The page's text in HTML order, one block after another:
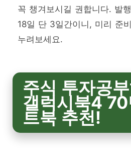
꼭 챙겨보시길 권합니다. 발
18일 단 3일간이니, 미리 준
누려보세요.
주식 투자공
갤럭시북4
트북 추천!